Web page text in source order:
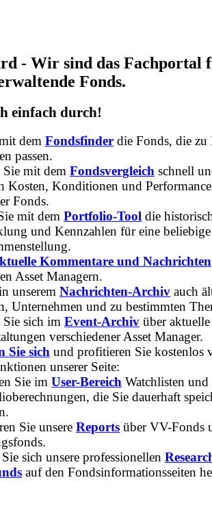
- Wir sind das Fachportal
Fonds.
einfach durch!
dem Fondsfinder die Fonds, die zu
passen.
mit dem Fondsvergleich schnell
Kosten, Konditionen und Performance
Fonds.
mit dem Portfolio-Tool die
und Kennzahlen für eine beliebige
Kommentare und Nachrichten
Asset Managern.
unserem Nachrichten-Archiv auch
Unternehmen und zu bestimmten
sich im Event-Archiv über
verschiedener Asset Manager.
Sie sich und profitieren Sie kostenlos
unserer Seite:
Sie im User-Bereich Watchlisten und
die Sie dauerhaft
Sie unsere Reports über VV-Fonds
sich unsere professionellen
auf den Fondsinformationsseiten